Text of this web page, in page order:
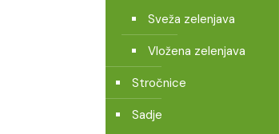
Sveža zelenjava
Vložena zelenjava
Stročnice
Sadje